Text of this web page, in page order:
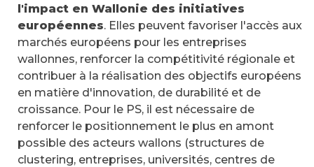
l'impact en Wallonie des initiatives
européennes. Elles peuvent favoriser l'accès aux
marchés européens pour les entreprises
wallonnes, renforcer la compétitivité régionale et
contribuer à la réalisation des objectifs européens
en matière d'innovation, de durabilité et de
croissance. Pour le PS, il est nécessaire de
renforcer le positionnement le plus en amont
possible des acteurs wallons (structures de
clustering, entreprises, universités, centres de